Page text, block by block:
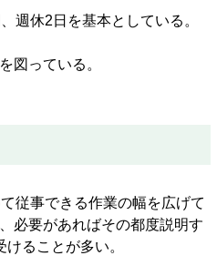
週休2日を基本としている。
図っている。
従事できる作業の幅を広げて
必要があればその都度説明す
ることが多い。